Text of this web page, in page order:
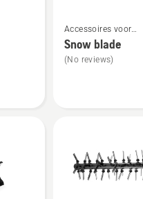
meer
details
over
Accessoires voor
tuintractoren voor
aan de voorzijde
Snow blade
(No reviews)